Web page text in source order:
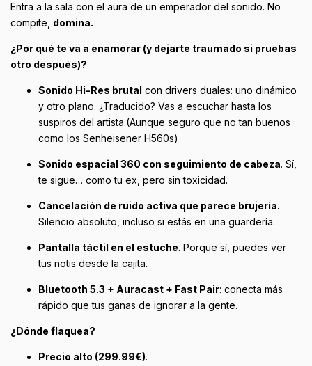
Entra a la sala con el aura de un emperador del sonido. No
compite, domina.
¿Por qué te va a enamorar (y dejarte traumado si pruebas
otro después)?
Sonido Hi-Res brutal con drivers duales: uno dinámico
y otro plano. ¿Traducido? Vas a escuchar hasta los
suspiros del artista.(Aunque seguro que no tan buenos
como los Senheisener H560s)
Sonido espacial 360 con seguimiento de cabeza. Sí,
te sigue… como tu ex, pero sin toxicidad.
Cancelación de ruido activa que parece brujería.
Silencio absoluto, incluso si estás en una guardería.
Pantalla táctil en el estuche. Porque sí, puedes ver
tus notis desde la cajita.
Bluetooth 5.3 + Auracast + Fast Pair: conecta más
rápido que tus ganas de ignorar a la gente.
¿Dónde flaquea?
Precio alto (299.99€).